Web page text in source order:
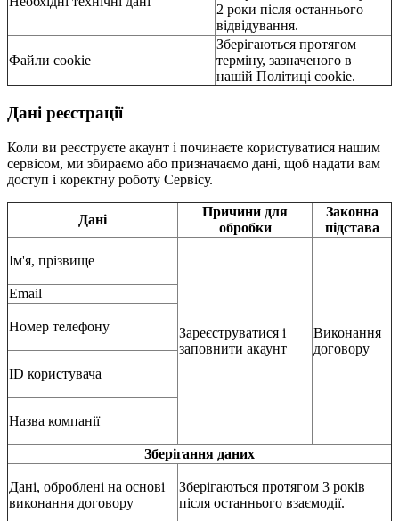
2 роки після останнього
відвідування.
Файли cookie
Зберігаються протягом
терміну, зазначеного в
нашій Політиці cookie.
Дані реєстрації
Коли ви реєструєте акаунт і починаєте користуватися нашим
сервісом, ми збираємо або призначаємо дані, щоб надати вам
доступ і коректну роботу Сервісу.
Дані
Причини для
обробки
Законна
підстава
Ім'я, прізвище
Зареєструватися і
заповнити акаунт
Виконання
договору
Email
Номер телефону
ID користувача
Назва компанії
Зберігання даних
Дані, оброблені на основі
виконання договору
Зберігаються протягом 3 років
після останнього взаємодії.